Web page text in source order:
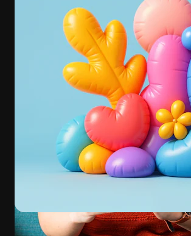
店、スタジオを含む100万人以上
います。
日本語
Copyright © 2010-2026Freepik